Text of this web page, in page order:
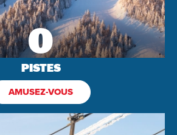
0
PISTES
AMUSEZ-VOUS